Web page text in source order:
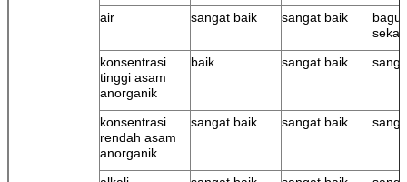
air
sangat baik sangat baik
sekali
konsentrasi
tinggi asam
anorganik
baik sangat baik
konsentrasi
rendah asam
anorganik
sangat baik sangat baik